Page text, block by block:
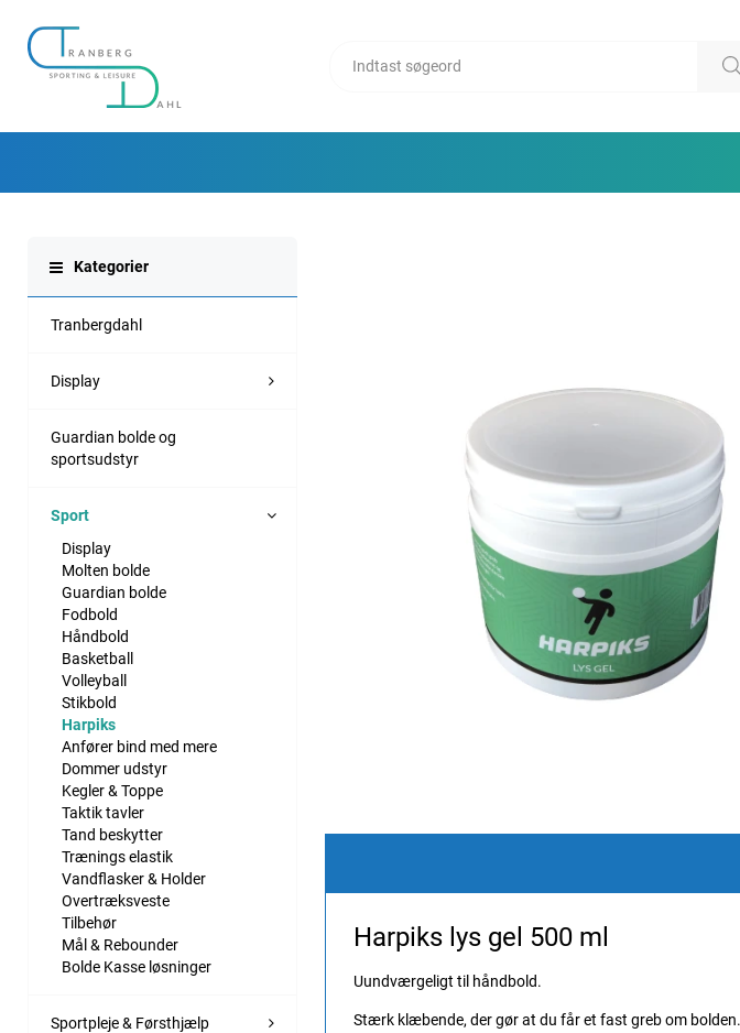
Kategorier
Tranbergdahl
Display
Guardian bolde og
sportsudstyr
Sport
Display
Molten bolde
Guardian bolde
Fodbold
Håndbold
Basketball
Volleyball
Stikbold
Harpiks
Anfører bind med mere
Dommer udstyr
Kegler & Toppe
Taktik tavler
Tand beskytter
Trænings elastik
Vandflasker & Holder
Overtræksveste
Tilbehør
Mål & Rebounder
Bolde Kasse løsninger
Sportpleje & Førsthjælp
Harpiks lys gel 500 ml
Uundværgeligt til håndbold.
Stærk klæbende, der gør at du får et fast greb om bolden.